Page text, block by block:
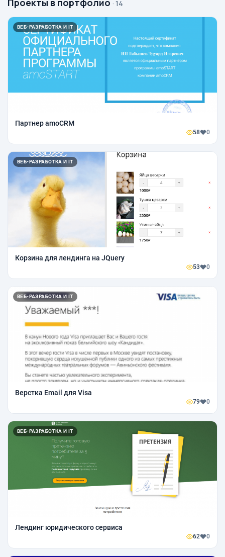
Проекты в портфолио · 14
ВЕБ-РАЗРАБОТКА И IT
Партнер amoCRM
58 0
ВЕБ-РАЗРАБОТКА И IT
Корзина для лендинга на JQuery
53 0
ВЕБ-РАЗРАБОТКА И IT
Верстка Email для Visa
79 0
ВЕБ-РАЗРАБОТКА И IT
Лендинг юридического сервиса
62 0